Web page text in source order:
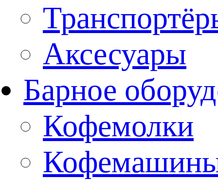
Аксесуары
Барное
Кофемолки